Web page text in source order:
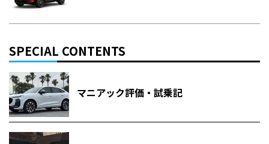
SPECIAL CONTENTS
マニアック評価・試乗記